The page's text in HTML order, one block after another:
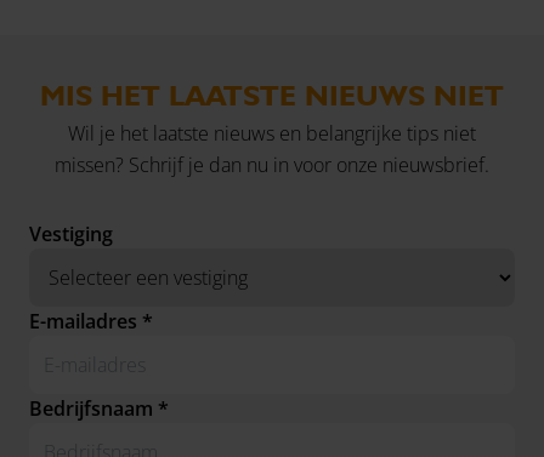
MIS HET LAATSTE NIEUWS NIET
Wil je het laatste nieuws en belangrijke tips niet
missen? Schrijf je dan nu in voor onze nieuwsbrief.
Vestiging
E-mailadres *
Bedrijfsnaam *